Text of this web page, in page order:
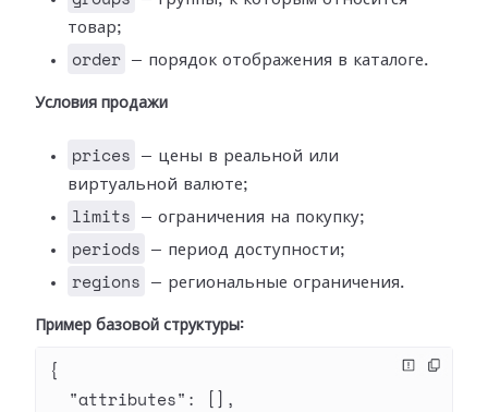
товар;
order — порядок отображения в каталоге.
Условия продажи
prices
— цены в реальной или
виртуальной валюте;
limits — ограничения на покупку;
periods — период доступности;
regions — региональные ограничения.
Пример базовой структуры:
{
  "attributes"
: [],